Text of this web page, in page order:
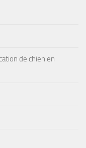
de chien en